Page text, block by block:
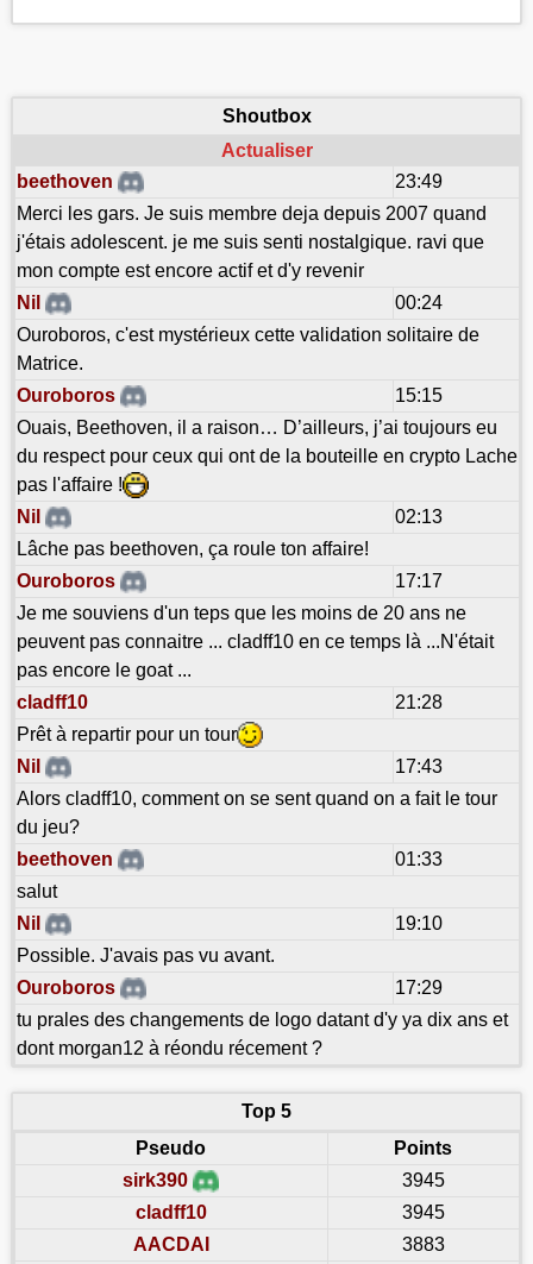
Shoutbox
Actualiser
beethoven
23:49
Merci les gars. Je suis membre deja depuis 2007 quand
j'étais adolescent. je me suis senti nostalgique. ravi que
mon compte est encore actif et d'y revenir
Nil
00:24
Ouroboros, c'est mystérieux cette validation solitaire de
Matrice.
Ouroboros
15:15
Ouais, Beethoven, il a raison… D’ailleurs, j’ai toujours eu
du respect pour ceux qui ont de la bouteille en crypto Lache
pas l'affaire !
Nil
02:13
Lâche pas beethoven, ça roule ton affaire!
Ouroboros
17:17
Je me souviens d'un teps que les moins de 20 ans ne
peuvent pas connaitre ... cladff10 en ce temps là ...N'était
pas encore le goat ...
cladff10
21:28
Prêt à repartir pour un tour
Nil
17:43
Alors cladff10, comment on se sent quand on a fait le tour
du jeu?
beethoven
01:33
salut
Nil
19:10
Possible. J'avais pas vu avant.
Ouroboros
17:29
tu prales des changements de logo datant d'y ya dix ans et
dont morgan12 à réondu récement ?
Top 5
Pseudo
Points
sirk390
3945
cladff10
3945
AACDAI
3883